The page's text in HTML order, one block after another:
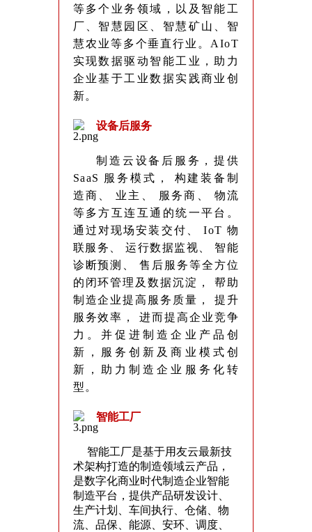
等多个业务领域，以及智能工
厂、智慧园区、智慧矿山、智
慧农业等多个垂直行业。AIoT
实现数据驱动智能工业，助力
企业基于工业数据实践商业创
新。
设备后服务
制造云设备后服务，提供
SaaS 服务模式， 构建装备制
造商、 业主、 服务商、 物流
等多方互连互通的统一平台。
通过对现场安装交付、 IoT 物
联服务、 运行数据监视、 智能
诊断预测、 售后服务等全方位
的闭环管理及数据沉淀， 帮助
制造企业提高服务质量， 提升
服务效率， 进而提高企业竞争
力。并促进制造企业产品创
新，服务创新及商业模式创
新，助力制造企业服务化转
型。
智能工厂
智能工厂是基于用友云最新技
术架构打造的制造领域云产品，
是数字化商业时代制造企业智能
制造平台，提供产品研发设计、
生产计划、车间执行、仓储、物
流、品保、能源、安环、调度、